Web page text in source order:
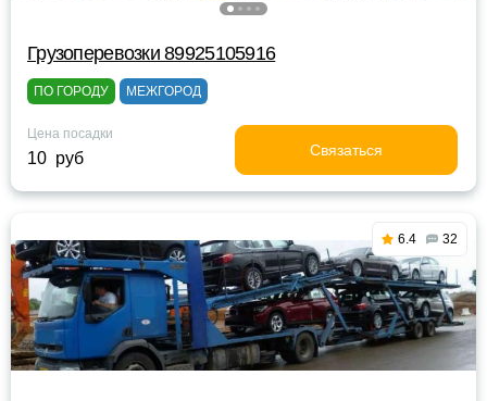
Грузоперевозки 89925105916
ПО ГОРОДУ МЕЖГОРОД
Цена посадки
10 руб Связаться
6.4 32